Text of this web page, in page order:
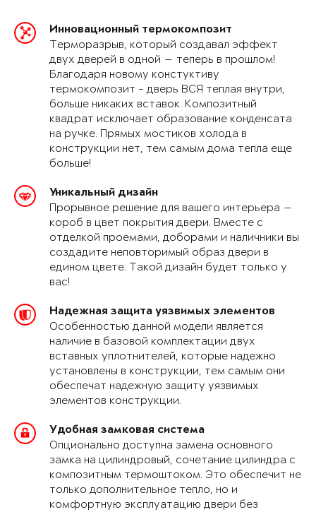
Инновационный термокомпозит
Терморазрыв, который создавал эффект
двух дверей в одной — теперь в прошлом!
Благодаря новому констуктиву
термокомпозит - дверь ВСЯ теплая внутри,
больше никаких вставок. Композитный
квадрат исключает образование конденсата
на ручке. Прямых мостиков холода в
конструкции нет, тем самым дома тепла еще
больше!
Уникальный дизайн
Прорывное решение для вашего интерьера —
короб в цвет покрытия двери. Вместе с
отделкой проемами, доборами и наличники вы
создадите неповторимый образ двери в
едином цвете. Такой дизайн будет только у
вас!
Надежная защита уязвимых элементов
Особенностью данной модели является
наличие в базовой комплектации двух
вставных уплотнителей, которые надежно
установлены в конструкции, тем самым они
обеспечат надежную защиту уязвимых
элементов конструкции.
Удобная замковая система
Опционально доступна замена основного
замка на цилиндровый, сочетание цилиндра с
композитным термоштоком. Это обеспечит не
только дополнительное тепло, но и
комфортную эксплуатацию двери без